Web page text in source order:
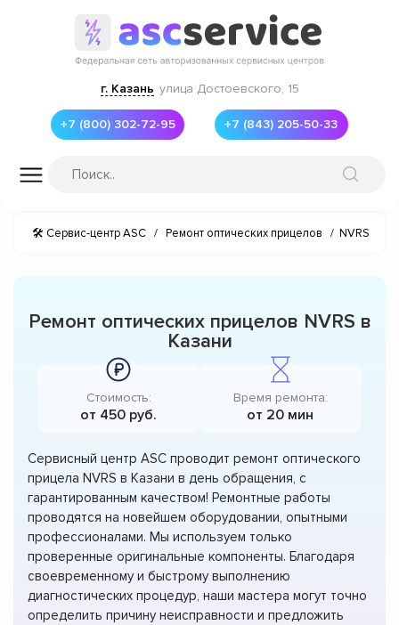
г. Казань улица Достоевского, 15
+7 (800) 302-72-95 +7 (843) 205-50-33
🛠 Сервис-центр ASC / Ремонт оптических прицелов / NVRS
Ремонт оптических прицелов NVRS в
Казани
Стоимость:
от 450 руб.
Время ремонта:
от 20 мин
Сервисный центр ASC проводит ремонт оптического
прицела NVRS в Казани в день обращения, с
гарантированным качеством! Ремонтные работы
проводятся на новейшем оборудовании, опытными
профессионалами. Мы используем только
проверенные оригинальные компоненты. Благодаря
своевременному и быстрому выполнению
диагностических процедур, наши мастера могут точно
определить причину неисправности и предложить